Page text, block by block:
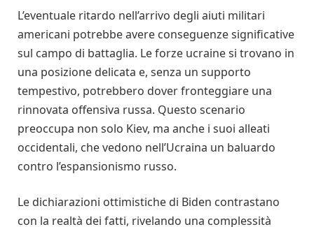
L’eventuale ritardo nell’arrivo degli aiuti militari
americani potrebbe avere conseguenze significative
sul campo di battaglia. Le forze ucraine si trovano in
una posizione delicata e, senza un supporto
tempestivo, potrebbero dover fronteggiare una
rinnovata offensiva russa. Questo scenario
preoccupa non solo Kiev, ma anche i suoi alleati
occidentali, che vedono nell’Ucraina un baluardo
contro l’espansionismo russo.
Le dichiarazioni ottimistiche di Biden contrastano
con la realtà dei fatti, rivelando una complessità